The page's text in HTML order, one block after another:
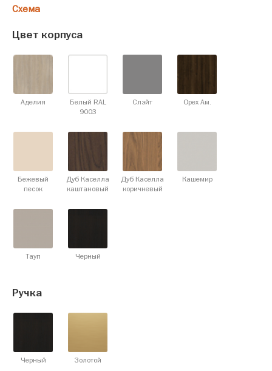
Схема
Цвет корпуса
Аделия
Белый RAL
9003
Слэйт Орех Ам.
Бежевый
песок
Дуб Каселла
каштановый
Дуб Каселла
коричневый
Кашемир
Тауп Черный
Ручка
Черный Золотой